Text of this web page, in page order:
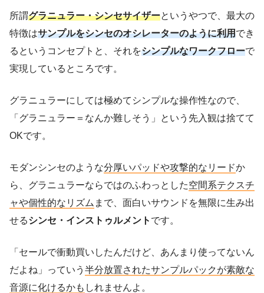
所謂グラニュラー・シンセサイザーというやつで、最大の
特徴はサンプルをシンセのオシレーターのように利用でき
るというコンセプトと、それをシンプルなワークフローで
実現しているところです。
グラニュラーにしては極めてシンプルな操作性なので、
「グラニュラー＝なんか難しそう」という先入観は捨てて
OKです。
モダンシンセのような分厚いパッドや攻撃的なリードか
ら、グラニュラーならではのふわっとした空間系テクスチ
ャや個性的なリズム まで、面白いサウンドを無限に生み出
せるシンセ・インストゥルメント です。
「セールで衝動買いしたんだけど、あんまり使ってないん
だよね」っていう 半分放置されたサンプルパックが素敵な
音源に化けるかも しれませんよ。